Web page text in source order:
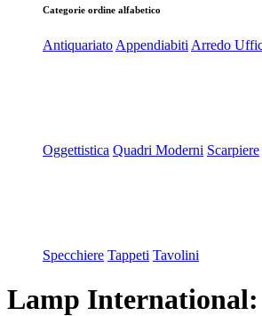
Categorie ordine alfabetico
Antiquariato Appendiabiti Arredo
Oggettistica Quadri Moderni Scarpiere
Specchiere Tappeti Tavolini
Lamp International: